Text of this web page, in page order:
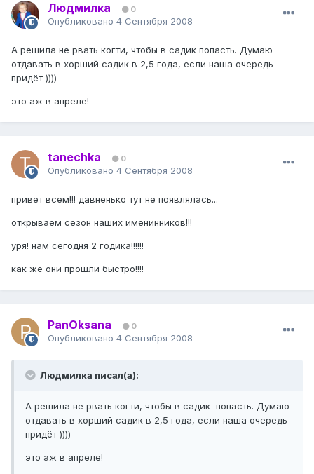
Людмилка 0
Опубликовано 4 Сентября 2008
А решила не рвать когти, чтобы в садик попасть. Думаю
отдавать в хорший садик в 2,5 года, если наша очередь
придёт ))))
это аж в апреле!
tanechka 0
Опубликовано 4 Сентября 2008
привет всем!!! давненько тут не появлялась...
открываем сезон наших именинников!!!
уря! нам сегодня 2 годика!!!!!!
как же они прошли быстро!!!!
PanOksana 0
Опубликовано 4 Сентября 2008
Людмилка писал(а):
А решила не рвать когти, чтобы в садик попасть. Думаю
отдавать в хорший садик в 2,5 года, если наша очередь
придёт ))))
это аж в апреле!